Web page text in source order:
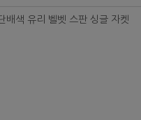
배색 유리 벨벳 스판 싱글 자켓